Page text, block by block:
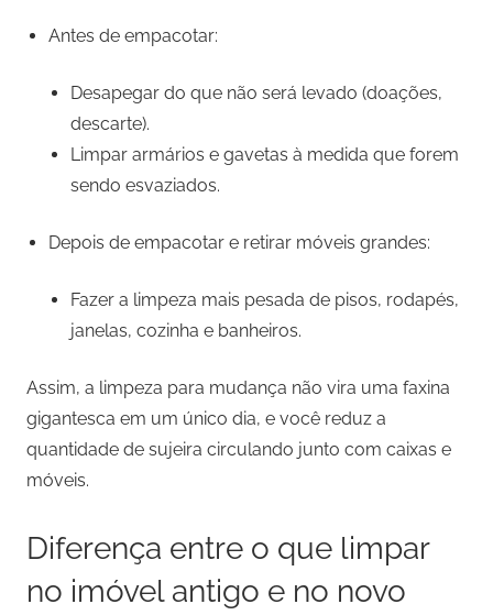
Antes de empacotar:
Desapegar do que não será levado (doações,
descarte).
Limpar armários e gavetas à medida que forem
sendo esvaziados.
Depois de empacotar e retirar móveis grandes:
Fazer a limpeza mais pesada de pisos, rodapés,
janelas, cozinha e banheiros.
Assim, a limpeza para mudança não vira uma faxina
gigantesca em um único dia, e você reduz a
quantidade de sujeira circulando junto com caixas e
móveis.
Diferença entre o que limpar
no imóvel antigo e no novo